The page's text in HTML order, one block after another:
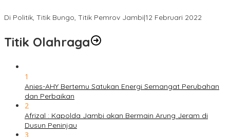
Di Politik, Titik Bungo, Titik Pemrov Jambi|12 Februari 2022
Titik Olahraga
1
Anies-AHY Bertemu Satukan Energi Semangat Perubahan
dan Perbaikan
2
Afrizal : Kapolda Jambi akan Bermain Arung Jeram di
Dusun Peninjau
3